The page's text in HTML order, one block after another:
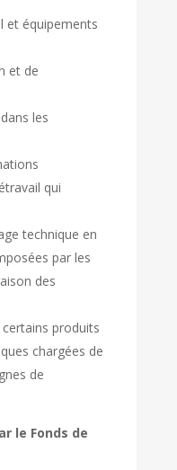
et équipements
et de
les
qui
technique en
par les
des
produits
chargées de
de
le Fonds de